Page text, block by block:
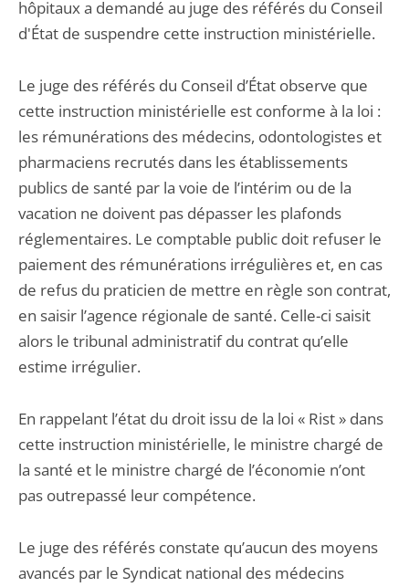
hôpitaux a demandé au juge des référés du Conseil
d'État de suspendre cette instruction ministérielle.
Le juge des référés du Conseil d’État observe que
cette instruction ministérielle est conforme à la loi :
les rémunérations des médecins, odontologistes et
pharmaciens recrutés dans les établissements
publics de santé par la voie de l’intérim ou de la
vacation ne doivent pas dépasser les plafonds
réglementaires. Le comptable public doit refuser le
paiement des rémunérations irrégulières et, en cas
de refus du praticien de mettre en règle son contrat,
en saisir l’agence régionale de santé. Celle-ci saisit
alors le tribunal administratif du contrat qu’elle
estime irrégulier.
En rappelant l’état du droit issu de la loi « Rist » dans
cette instruction ministérielle, le ministre chargé de
la santé et le ministre chargé de l’économie n’ont
pas outrepassé leur compétence.
Le juge des référés constate qu’aucun des moyens
avancés par le Syndicat national des médecins